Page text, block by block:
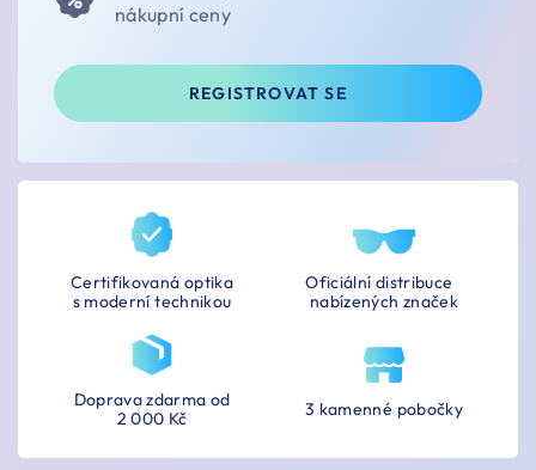
nákupní ceny
REGISTROVAT SE
Certifikovaná optika
s moderní technikou
Oficiální distribuce
nabízených značek
3 kamenné pobočky
Doprava zdarma od
2 000 Kč